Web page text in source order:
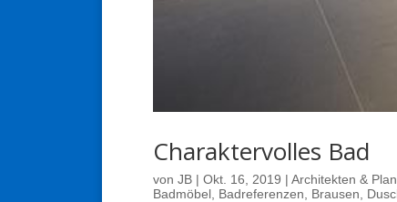
Charaktervolles Bad
von JB | Okt. 16, 2019 | Architekten &
Badmöbel Badreferenzen Brausen